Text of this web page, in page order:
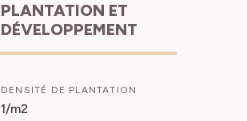
PLANTATION ET
DÉVELOPPEMENT
DENSITÉ DE PLANTATION
1/m2